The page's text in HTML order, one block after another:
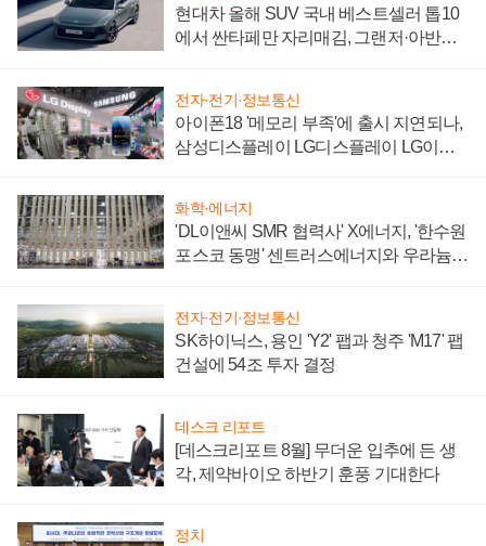
현대차 올해 SUV 국내 베스트셀러 톱10
에서 싼타페만 자리매김, 그랜저·아반떼
전자·전기·정보통신
아이폰18 '메모리 부족'에 출시 지연되나,
삼성디스플레이 LG디스플레이 LG이노
화학·에너지
'DL이앤씨 SMR 협력사' X에너지, '한수원
포스코 동맹' 센트러스에너지와 우라늄
전자·전기·정보통신
SK하이닉스, 용인 'Y2' 팹과 청주 'M17' 팹
건설에 54조 투자 결정
데스크 리포트
[데스크리포트 8월] 무더운 입추에 든 생
각, 제약바이오 하반기 훈풍 기대한다
정치